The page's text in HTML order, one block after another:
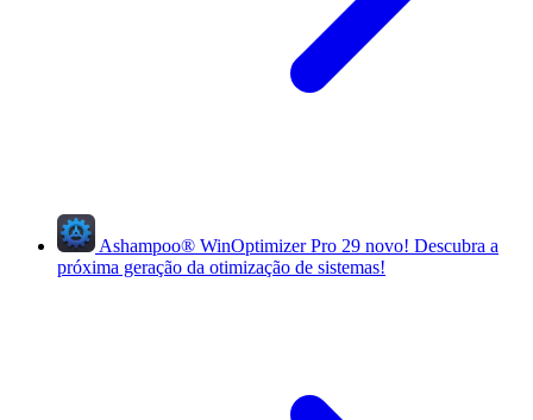
Ashampoo® WinOptimizer Pro 29 novo! Descubra a
próxima geração da otimização de sistemas!